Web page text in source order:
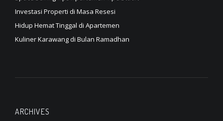
Investasi Properti di Masa Resesi
Hidup Hemat Tinggal di Apartemen
Kuliner Karawang di Bulan Ramadhan
ARCHIVES